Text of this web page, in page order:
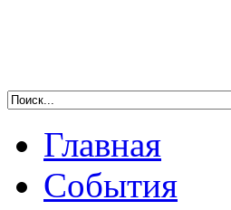
Главная
События